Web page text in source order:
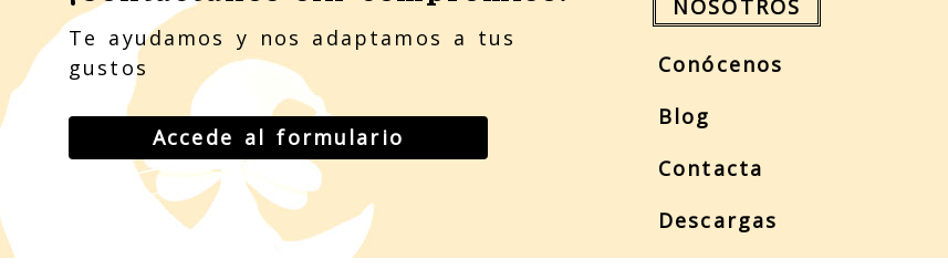
Te ayudamos y nos adaptamos a tus
gustos
Accede al formulario
NOSOTROS
Conócenos
Blog
Contacta
Descargas